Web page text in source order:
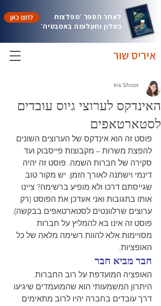
איריס שוּר
לחצו כאן
לאתר הספר ׳מפלצות
בסלון ותעלומה באמבטיה׳
האינדקס לערוצי גיוס עובדים
לסטארטאפים
Iris Shoor
פוסט זה הוא אינדקס של הערוצים השונים
להפצת משרות – מקבוצות פייסבוק ועד
סקירה של חברות השמה. פוסט זה יהיה
דינמי וישתנה לאורך הזמן. יש מקור טוב
שגייסתם דרכו ולא מופיע ברשימה? ציינו
אותו בתגובות ואני אעדכן את הפוסט (רק
ערוצים שרלוונטים לסטארטאפים בבקשה).
פוסט זה אינו בא להמליץ על חברות
מסויימות אלא להוות רשימה מלאה של כל
האופציות.
חבר מביא חבר
האופציה המועדפת על רוב החברות.
היתרון המשמעותי הוא שהמועמדים שיגיעו
דרך עובדים בחברה יהיו לרוב מתאימים